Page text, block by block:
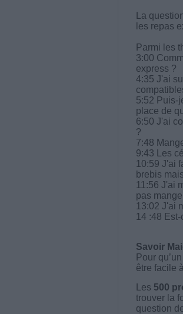
La
les repas
Parmi les
3:00
express ?
4:35 J'ai
5:52 Puis-
place de
6:50 J'ai
?
7:48
9:43 Les
10:59 J'ai
brebis
11:56 J'ai
pas
13:02 J'ai
14 :48
Savoir
Pour
être facile
Les 500
trouver la
question